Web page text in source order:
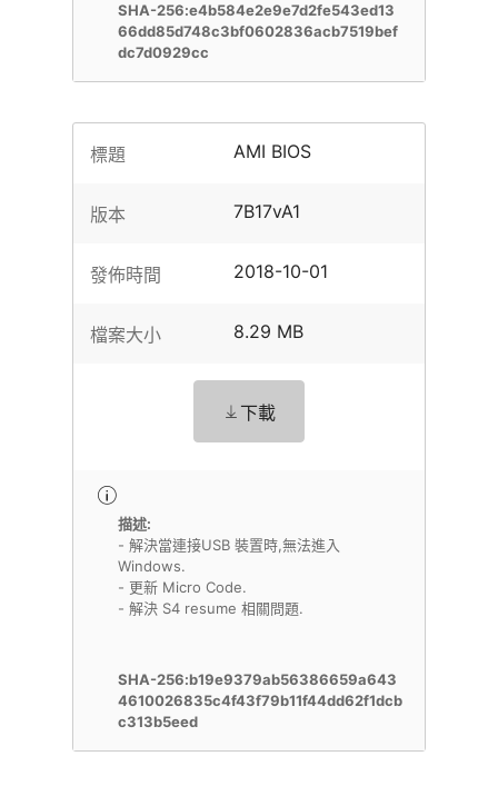
SHA-256:e4b584e2e9e7d2fe543ed13
66dd85d748c3bf0602836acb7519bef
dc7d0929cc
標題 AMI BIOS
版本 7B17vA1
發佈時間 2018-10-01
檔案大小 8.29 MB
下載
描述:
- 解決當連接USB 裝置時,無法進入
Windows.
- 更新 Micro Code.
- 解決 S4 resume 相關問題.
SHA-256:b19e9379ab56386659a643
4610026835c4f43f79b11f44dd62f1dcb
c313b5eed